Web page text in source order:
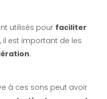
utilisés pour faciliter
, il est important de les
.
à ces sons peut avoir